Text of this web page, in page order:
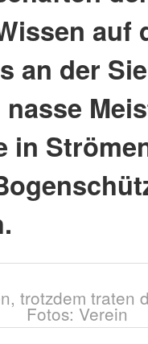
auf
an der
in
trotzdem traten
Fotos: Verein